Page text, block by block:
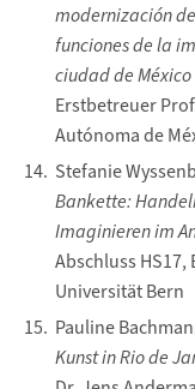
modernización
funciones de la
ciudad de
Erstbetreuer
Autónoma de
Stefanie
Bankette:
Imaginieren im
Abschluss
Universität Bern
Pauline
Kunst in Rio de